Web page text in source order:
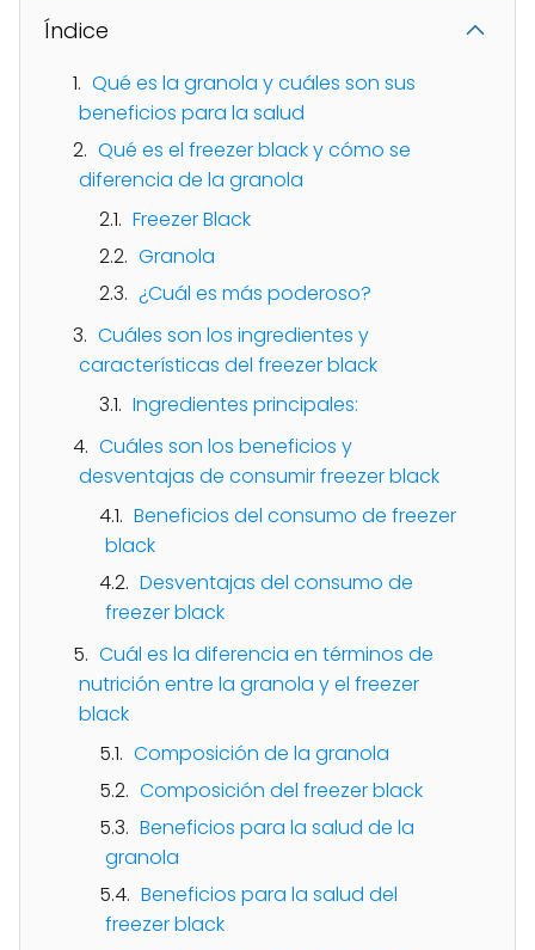
Índice
Qué es la granola y cuáles son sus
beneficios para la salud
Qué es el freezer black y cómo se
diferencia de la granola
Freezer Black
Granola
¿Cuál es más poderoso?
Cuáles son los ingredientes y
características del freezer black
Ingredientes principales:
Cuáles son los beneficios y
desventajas de consumir freezer black
Beneficios del consumo de freezer
black
Desventajas del consumo de
freezer black
Cuál es la diferencia en términos de
nutrición entre la granola y el freezer
black
Composición de la granola
Composición del freezer black
Beneficios para la salud de la
granola
Beneficios para la salud del
freezer black